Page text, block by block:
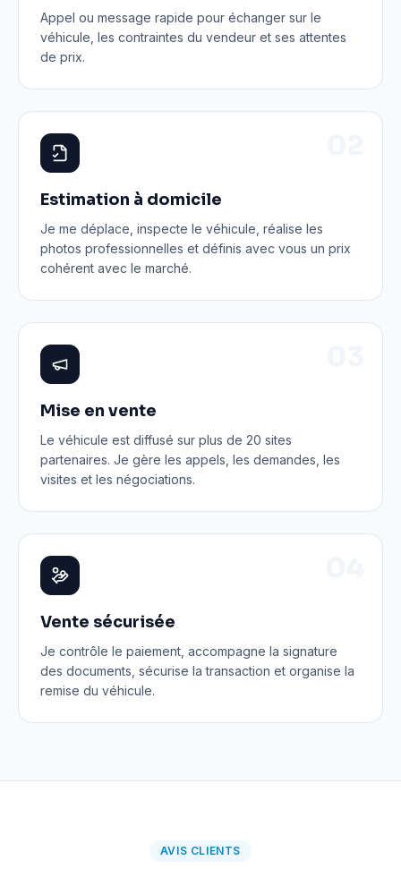
Appel ou message rapide pour échanger sur le
véhicule, les contraintes du vendeur et ses attentes
de prix.
Estimation à domicile
Je me déplace, inspecte le véhicule, réalise les
photos professionnelles et définis avec vous un prix
cohérent avec le marché.
Mise en vente
Le véhicule est diffusé sur plus de 20 sites
partenaires. Je gère les appels, les demandes, les
visites et les négociations.
Vente sécurisée
Je contrôle le paiement, accompagne la signature
des documents, sécurise la transaction et organise la
remise du véhicule.
AVIS CLIENTS